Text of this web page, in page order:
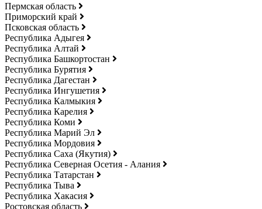
Пермская область
Приморский край
Псковская область
Республика Адыгея
Республика Алтай
Республика Башкортостан
Республика Бурятия
Республика Дагестан
Республика Ингушетия
Республика Калмыкия
Республика Карелия
Республика Коми
Республика Марий Эл
Республика Мордовия
Республика Саха (Якутия)
Республика Северная Осетия - Алания
Республика Татарстан
Республика Тыва
Республика Хакасия
Ростовская область